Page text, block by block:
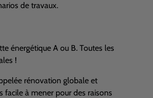
de travaux.
énergétique A ou B. Toutes les
!
rénovation globale et
facile à mener pour des raisons